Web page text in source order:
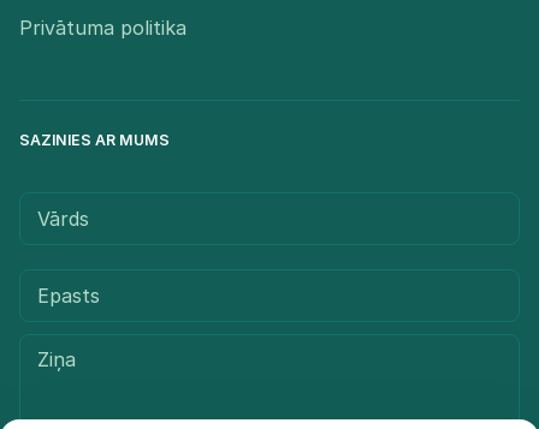
Privātuma politika
SAZINIES AR MUMS